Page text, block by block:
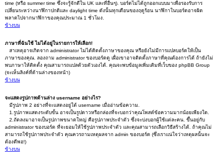
time (หรือ summer time ซึ่งจะรู้จักดีใน UK และที่อื่นๆ). บอร์ดไม่ได้ถูกออกแบบมาเพื่อรองรับการ
เปลี่ยนระหว่างนาฬิกาปกติและ daylight time ดังนั้นทุกเดือนของฤดูร้อน นาฬิกาในบอร์ดอาจผิด
พลาดไปจากนาฬิกาของคุณประมาณ 1 ชั่วโมง.
ข้างบน
ภาษาที่ฉันใช้ ไม่ได้อยู่ในรายการให้เลือก!
สาเหตุอาจเกิดจาก administrator ไม่ได้ติดตั้งภาษาของคุณ หรือยังไม่มีการแปลบอร์ดให้เป็น
ภาษาของคุณ. ลองถาม administrator ของบอร์ดดู เผื่อเขาอาจติดตั้งภาษาที่คุณต้องการได้ ถ้ายังไม่
พบภาษาให้ติดตั้ง คุณสามารถแปลด้วยตัวเองได้. คุณจะพบข้อมูลเพิ่มเติมที่เว็บของ phpBB Group
(จะเห็นลิงค์ที่ด้านล่างของหน้า)
ข้างบน
จะแสดงรูปภาพด้านล่าง username อย่างไร?
มีรูปภาพ 2 อย่างที่จะแสดงอยู่ใต้ username เมื่ออ่านข้อความ.
1.รูปภาพแสดงระดับขั้น อาจเป็นรูปดาวหรือกล่องที่จะบอกว่าคุณโพสต์ข้อความมากน้อยเพียงใด.
2.ถัดลงมาอาจเป็นรูปภาพขนาดใหญ่ คือรูปภาพประจำตัว ซึ่งจะบ่งบอกผู้ใช้แต่ละคน. ขึ้นอยู่กับ
administrator ของบอร์ด ที่จะยอมให้ใช้รูปภาพประจำตัว และคุณสามารถเลือกวิธีสร้างได้. ถ้าคุณไม่
สามารถใช้รูปภาพประจำตัว คุณควรถามเหตุผลจาก admin ของบอร์ด (ซึ่งเราแน่ใจว่าเหตุผลนั้นจะ
ต้องดีพอ!)
ข้างบน